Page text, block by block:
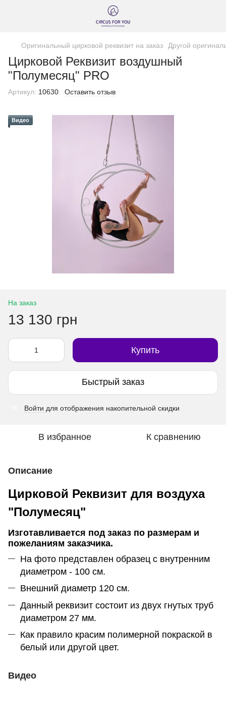
Оригинальный цирковой реквизит на заказ Другой
Цирковой Реквизит воздушный
"Полумесяц" PRO
Артикул: 10630 Оставить отзыв
Видео
На заказ
13 130 грн
Купить
Быстрый заказ
Войти для отображения накопительной скидки
В избранное К сравнению
Описание
Цирковой Реквизит для воздуха
"Полумесяц"
Изготавливается под заказ по размерам и
пожеланиям заказчика.
На фото представлен образец с внутренним
диаметром - 100 см.
Внешний диаметр 120 см.
Данный реквизит состоит из двух гнутых труб
диаметром 27 мм.
Как правило красим полимерной покраской в
белый или другой цвет.
Видео